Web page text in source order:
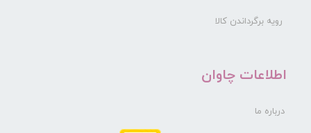
رویه برگرداندن کالا
​اطلاعات چاوان
درباره ما